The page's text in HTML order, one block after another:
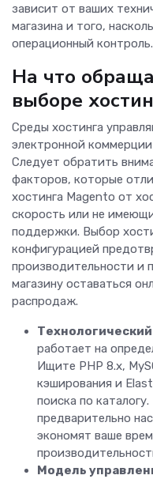
зависит от ваших
магазина и того,
операционный контроль.
На что
выборе
Среды хостинга
электронной
Следует обратить
факторов, которые
хостинга Magento от
скорость или не
поддержки. Выбор
конфигурацией
производительности и
магазину оставаться
распродаж.
работает на
Ищите PHP 8.x,
кэширования и
поиска по
предварительно
экономят ваше
Модель